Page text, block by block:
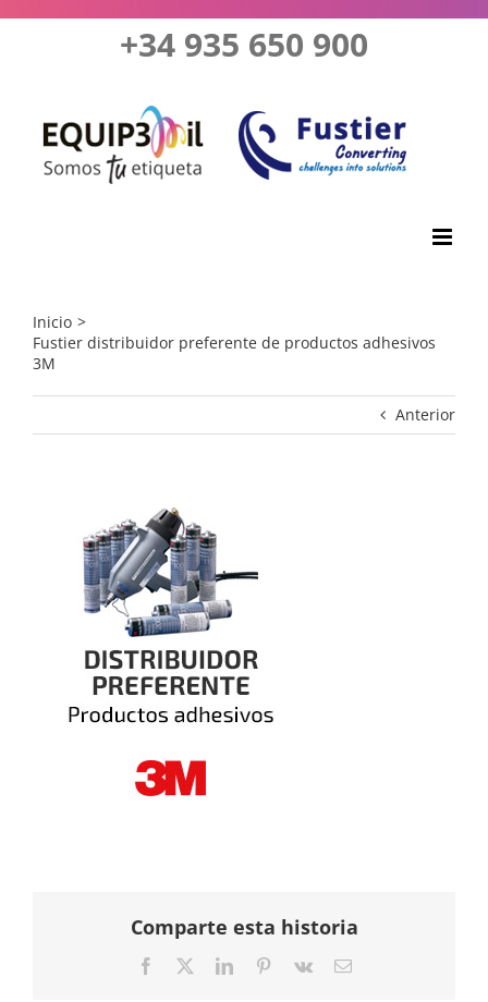
+34 935 650 900
Inicio
Fustier distribuidor preferente de productos adhesivos
3M
Anterior
Comparte esta historia
Facebook
TwitterLinkedInPinterest
Vk
Correo